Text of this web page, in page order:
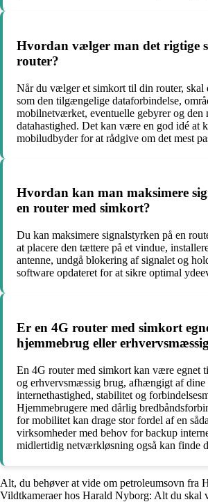
Hvordan vælger man det rigtige
router?
Når du vælger et simkort til din router, skal
som den tilgængelige dataforbindelse,
mobilnetværket, eventuelle gebyrer og den
datahastighed. Det kan være en god idé at
mobiludbyder for at rådgive om det mest
Hvordan kan man maksimere
en router med simkort?
Du kan maksimere signalstyrken på en
at placere den tættere på et vindue,
antenne, undgå blokering af signalet og
software opdateret for at sikre optimal
Er en 4G router med simkort
hjemmebrug eller
En 4G router med simkort kan være egnet
og erhvervsmæssig brug, afhængigt af
internethastighed, stabilitet og
Hjemmebrugere med dårlig
for mobilitet kan drage stor fordel af en
virksomheder med behov for backup
midlertidig netværkløsning også kan finde
Alt, du behøver at vide om petroleumsovn fra
Vildtkameraer hos Harald Nyborg: Alt du skal